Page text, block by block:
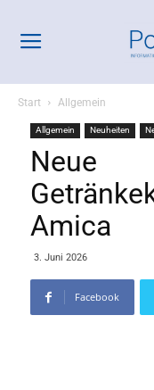
Start Allgemein
Allgemein Neuheiten
Neue
Amica
3. Juni 2026
Facebook